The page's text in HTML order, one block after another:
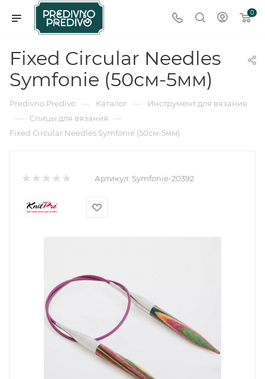
0
Fixed Circular Needles
Symfonie (50см-5мм)
Predivno Predivo — Каталог — Инструмент для вязания
— Спицы для вязания —
Fixed Circular Needles Symfonie (50см-5мм)
Артикул: Symfonie-20392